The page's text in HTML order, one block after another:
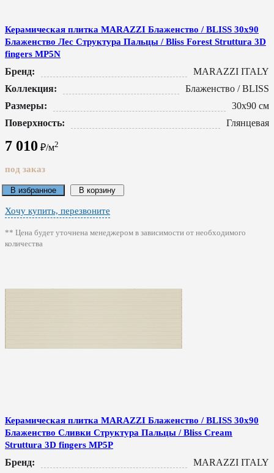
Керамическая плитка MARAZZI Блаженство / BLISS 30x90
Блаженство Лес Структура Пальцы / Bliss Forest Struttura 3D
fingers MP5N
Бренд:
MARAZZI ITALY
Коллекция:
Блаженство / BLISS
Размеры:
30x90 см
Поверхность:
Глянцевая
7 010 ₽/м2
под заказ
В избранное В корзину
Хочу купить, перезвоните
** Цена будет уточнена менеджером в зависимости от необходимого
количества
Керамическая плитка MARAZZI Блаженство / BLISS 30x90
Блаженство Сливки Структура Пальцы / Bliss Cream
Struttura 3D fingers MP5P
Бренд:
MARAZZI ITALY